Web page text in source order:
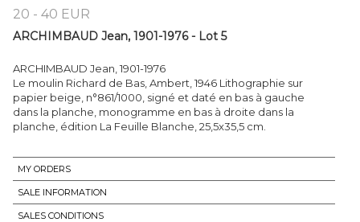
20 - 40 EUR
ARCHIMBAUD Jean, 1901-1976 - Lot 5
ARCHIMBAUD Jean, 1901-1976
Le moulin Richard de Bas, Ambert, 1946 Lithographie sur
papier beige, n°861/1000, signé et daté en bas à gauche
dans la planche, monogramme en bas à droite dans la
planche, édition La Feuille Blanche, 25,5x35,5 cm.
MY ORDERS
SALE INFORMATION
SALES CONDITIONS